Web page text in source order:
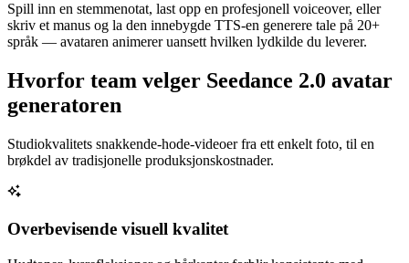
Spill inn en stemmenotat, last opp en profesjonell voiceover, eller
skriv et manus og la den innebygde TTS-en generere tale på 20+
språk — avataren animerer uansett hvilken lydkilde du leverer.
Hvorfor team velger Seedance 2.0 avatar
generatoren
Studiokvalitets snakkende-hode-videoer fra ett enkelt foto, til en
brøkdel av tradisjonelle produksjonskostnader.
Overbevisende visuell kvalitet